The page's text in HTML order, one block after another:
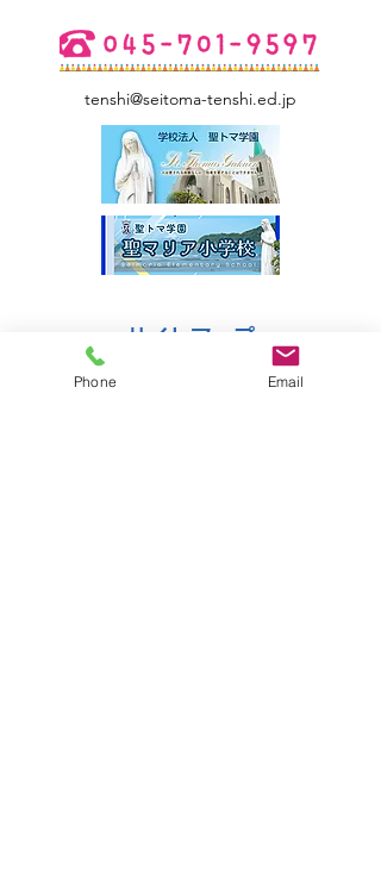
tenshi@seitoma-tenshi.ed.jp
サイトマップ
●園について
Phone Email